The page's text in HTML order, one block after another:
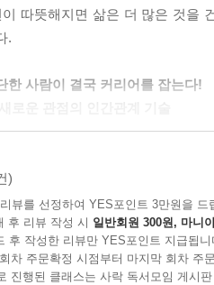
따뜻해지면 삶은 더 많은 것을
.
한 사람이 결국 커리어를 잡는다!
어를 결정짓는 것은 ‘관계’다.
설계한다.
를 단순한 ‘기술’이 아니라 나
재의 기반이다”라고 말했다. 혼
)
뷰를 선정하여 YES포인트 3만원을 드
후 리뷰 작성 시 일반회원 300원, 마니
후 작성한 리뷰만 YES포인트 지급됩니
차 주문확정 시점부터 마지막 회차 주
진행된 클래스는 사락 독서모임 게시